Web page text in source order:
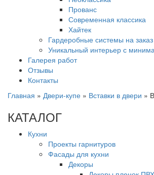
Прованс
Современная классика
Хайтек
Гардеробные системы на заказ
Уникальный интерьер с
Галерея работ
Отзывы
Контакты
Главная » Двери-купе » Вставки в двери »
КАТАЛОГ
Кухни
Проекты гарнитуров
Фасады для кухни
Декоры